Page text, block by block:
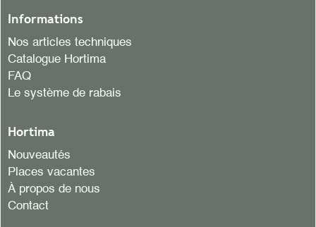
Informations
Nos articles techniques
Catalogue Hortima
FAQ
Le système de rabais
Hortima
Nouveautés
Places vacantes
À propos de nous
Contact